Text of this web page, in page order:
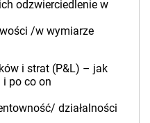
odzwierciedlenie w
/w wymiarze
i strat (P&L) – jak
po co on
działalności